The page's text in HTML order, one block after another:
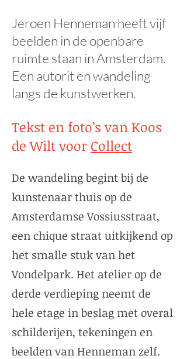
Jeroen Henneman heeft vijf
beelden in de openbare
ruimte staan in Amsterdam.
Een autorit en wandeling
langs de kunstwerken.
Tekst en foto’s van Koos
de Wilt voor Collect
De wandeling begint bij de
kunstenaar thuis op de
Amsterdamse Vossiusstraat,
een chique straat uitkijkend op
het smalle stuk van het
Vondelpark. Het atelier op de
derde verdieping neemt de
hele etage in beslag met overal
schilderijen, tekeningen en
beelden van Henneman zelf.